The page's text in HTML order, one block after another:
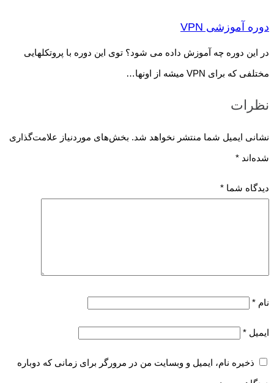
دوره آموزشی VPN
در این دوره چه آموزش داده می شود؟ ‫توی این دوره با پروتکلهایی
مختلفی که برای VPN میشه از اونها‫…
نظرات
نشانی ایمیل شما منتشر نخواهد شد. بخش‌های موردنیاز علامت‌گذاری
شده‌اند *
دیدگاه شما *
نام *
ایمیل *
ذخیره نام، ایمیل و وبسایت من در مرورگر برای زمانی که دوباره